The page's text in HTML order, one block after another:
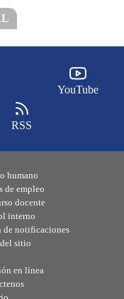
YouTube
RSS
humano
de empleo
docente
interno
de notificaciones
sitio
en línea